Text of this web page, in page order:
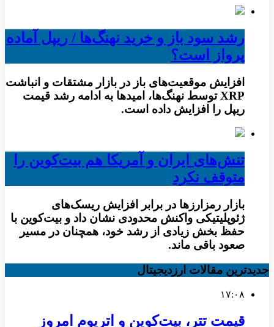
رشد سود باز و خرید نهنگ‌ها / ریپل آماده
پرواز است؟
افزایش موقعیت‌های باز در بازار مشتقات و انباشت
XRP توسط نهنگ‌ها، امیدها به ادامه رشد قیمت
ریپل را افزایش داده است.
تنش‌های ایران و آمریکا هم بیت‌کوین را
متوقف نکرد
بازار رمزارزها در برابر افزایش ریسک‌های
ژئوپلیتیکی واکنش محدودی نشان داد و بیت‌کوین با
حفظ بخش زیادی از رشد خود، همچنان در مسیر
صعود باقی ماند.
جدیدترین مقالات ارزدیجیتال
۱۷:۰۸
قیمت تتر، بیت‌کوین و اتریوم امروز